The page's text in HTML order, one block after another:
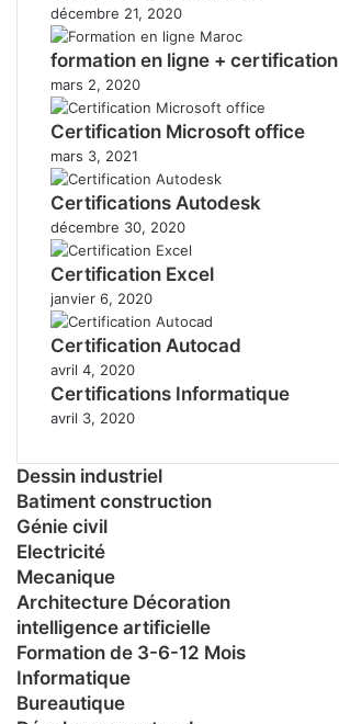
décembre 21, 2020
formation en ligne + certification
mars 2, 2020
Certification Microsoft office
mars 3, 2021
Certifications Autodesk
décembre 30, 2020
Certification Excel
janvier 6, 2020
Certification Autocad
avril 4, 2020
Certifications Informatique
avril 3, 2020
Dessin industriel
Batiment construction
Génie civil
Electricité
Mecanique
Architecture Décoration
intelligence artificielle
Formation de 3-6-12 Mois
Informatique
Bureautique